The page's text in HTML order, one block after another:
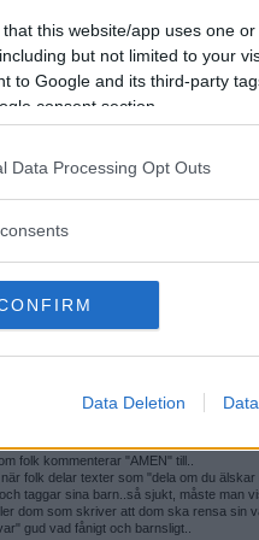
that this website/app uses one
but not limited to your
to Google and its third-party
consent section.
Data Processing Opt Outs
Data Deletion
är bortraderade och funderar på varför
Trumps uttalande
folk kommenterar "AMEN" till..
folk delar texter som "dela om du älskar
taggar sina barn..så sjukt, måste man
dom som skriver att dom ska rensa sin
gud vad fånigt och barnsligt..